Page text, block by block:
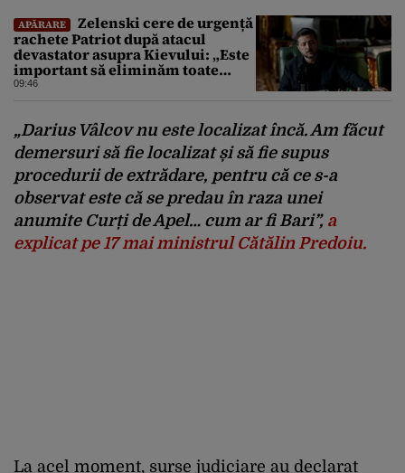
APĂRARE
Zelenski cere de urgență
rachete Patriot după atacul
devastator asupra Kievului: „Este
important să eliminăm toate
birocrațiile”
09:46
„Darius Vâlcov nu este localizat încă. Am făcut
demersuri să fie localizat și să fie supus
procedurii de extrădare, pentru că ce s-a
observat este că se predau în raza unei
anumite Curți de Apel… cum ar fi Bari”, a
explicat pe 17 mai ministrul Cătălin Predoiu.
La acel moment, surse judiciare au declarat